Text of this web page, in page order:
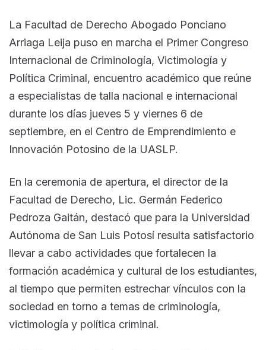
La Facultad de Derecho Abogado Ponciano
Arriaga Leija puso en marcha el Primer Congreso
Internacional de Criminología, Victimología y
Política Criminal, encuentro académico que reúne
a especialistas de talla nacional e internacional
durante los días jueves 5 y viernes 6 de
septiembre, en el Centro de Emprendimiento e
Innovación Potosino de la UASLP.
En la ceremonia de apertura, el director de la
Facultad de Derecho, Lic. Germán Federico
Pedroza Gaitán, destacó que para la Universidad
Autónoma de San Luis Potosí resulta satisfactorio
llevar a cabo actividades que fortalecen la
formación académica y cultural de los estudiantes,
al tiempo que permiten estrechar vínculos con la
sociedad en torno a temas de criminología,
victimología y política criminal.